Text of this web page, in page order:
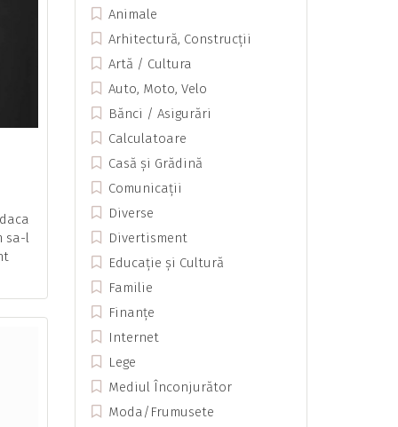
sa-l
Animale
Arhitectură, Construcții
Artă / Cultura
Auto, Moto, Velo
Bănci / Asigurări
Calculatoare
Casă și Grădină
Comunicații
Diverse
Divertisment
Educație și Cultură
Familie
Finanțe
Internet
Lege
Mediul Înconjurător
Moda/Frumusete